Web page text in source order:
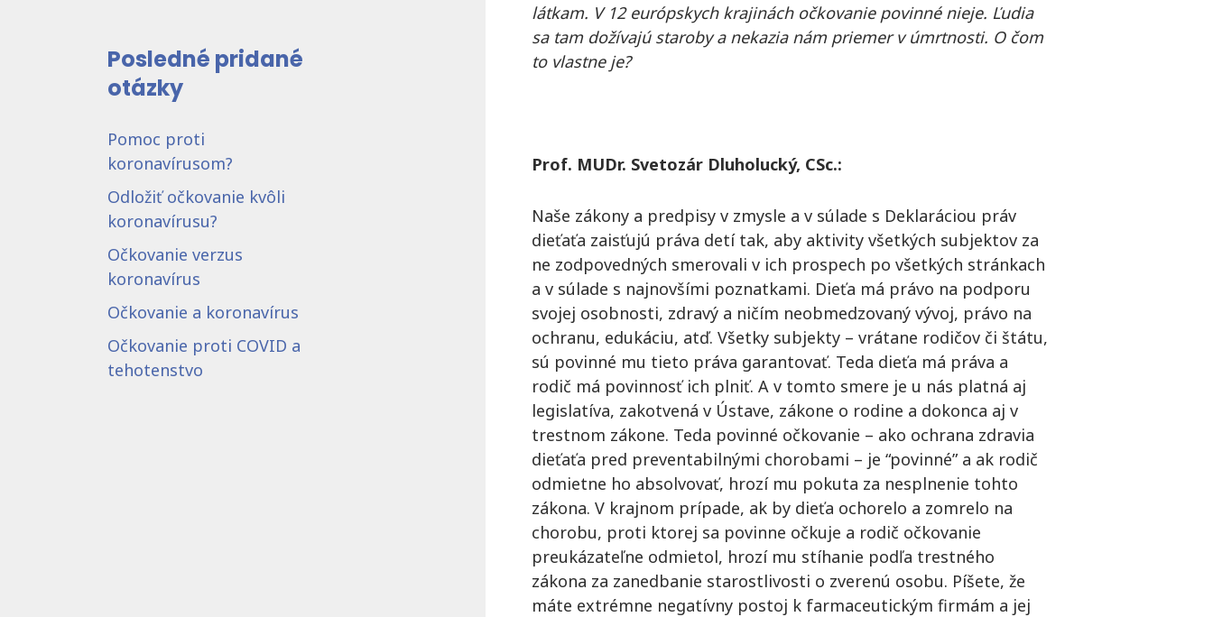
Posledné pridané
otázky
Pomoc proti
koronavírusom?
Odložiť očkovanie kvôli
koronavírusu?
Očkovanie verzus
koronavírus
Očkovanie a koronavírus
Očkovanie proti COVID a
tehotenstvo
látkam. V 12 európskych krajinách očkovanie povinné nieje. Ľudia
sa tam dožívajú staroby a nekazia nám priemer v úmrtnosti. O čom
to vlastne je?
Prof. MUDr. Svetozár Dluholucký, CSc.:
Naše zákony a predpisy v zmysle a v súlade s Deklaráciou práv
dieťaťa zaisťujú práva detí tak, aby aktivity všetkých subjektov za
ne zodpovedných smerovali v ich prospech po všetkých stránkach
a v súlade s najnovšími poznatkami. Dieťa má právo na podporu
svojej osobnosti, zdravý a ničím neobmedzovaný vývoj, právo na
ochranu, edukáciu, atď. Všetky subjekty – vrátane rodičov či štátu,
sú povinné mu tieto práva garantovať. Teda dieťa má práva a
rodič má povinnosť ich plniť. A v tomto smere je u nás platná aj
legislatíva, zakotvená v Ústave, zákone o rodine a dokonca aj v
trestnom zákone. Teda povinné očkovanie – ako ochrana zdravia
dieťaťa pred preventabilnými chorobami – je “povinné” a ak rodič
odmietne ho absolvovať, hrozí mu pokuta za nesplnenie tohto
zákona. V krajnom prípade, ak by dieťa ochorelo a zomrelo na
chorobu, proti ktorej sa povinne očkuje a rodič očkovanie
preukázateľne odmietol, hrozí mu stíhanie podľa trestného
zákona za zanedbanie starostlivosti o zverenú osobu. Píšete, že
máte extrémne negatívny postoj k farmaceutickým firmám a jej